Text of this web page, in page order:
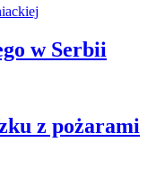
w Serbii
z pożarami